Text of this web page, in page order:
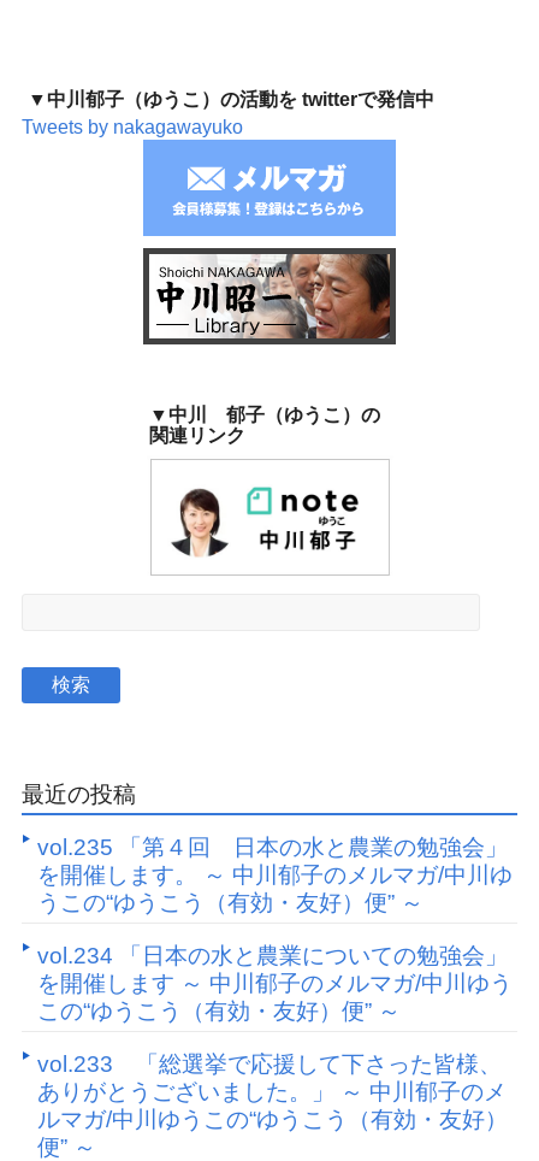
▼中川郁子（ゆうこ）の活動を twitterで発信中
Tweets by nakagawayuko
▼中川 郁子（ゆうこ）の
関連リンク
最近の投稿
vol.235 「第４回 日本の水と農業の勉強会」
を開催します。 ～ 中川郁子のメルマガ/中川ゆ
うこの“ゆうこう（有効・友好）便” ～
vol.234 「日本の水と農業についての勉強会」
を開催します ～ 中川郁子のメルマガ/中川ゆう
この“ゆうこう（有効・友好）便” ～
vol.233 「総選挙で応援して下さった皆様、
ありがとうございました。」 ～ 中川郁子のメ
ルマガ/中川ゆうこの“ゆうこう（有効・友好）
便” ～